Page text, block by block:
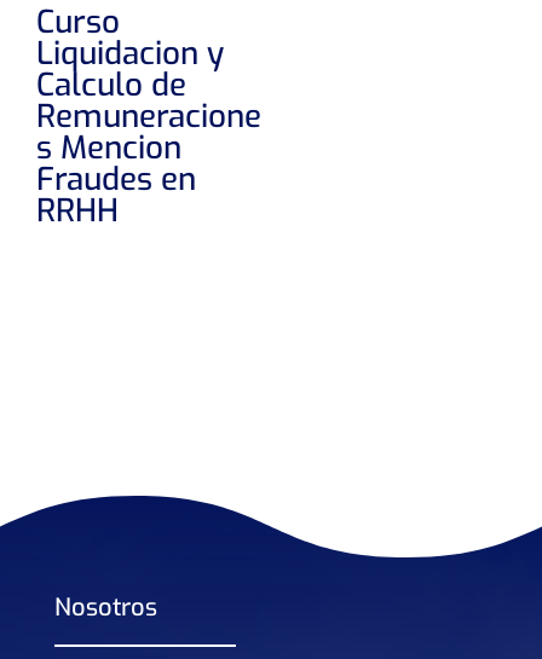
Curso
Liquidacion y
Calculo de
Remuneracione
s Mencion
Fraudes en
RRHH
Nosotros